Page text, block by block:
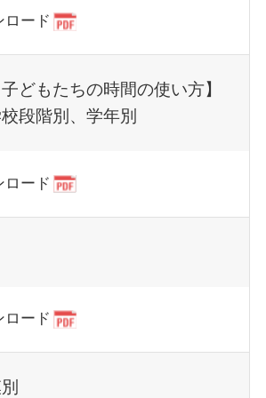
ロード
どもたちの時間の使い方】
段階別、学年別
ロード
ロード